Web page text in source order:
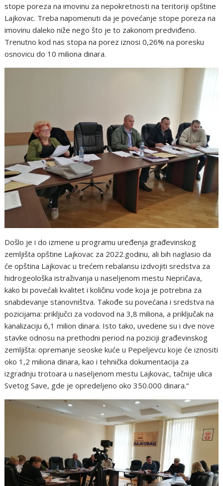
stope poreza na imovinu za nepokretnosti na teritoriji opštine
Lajkovac. Treba napomenuti da je povećanje stope poreza na
imovinu daleko niže nego što je to zakonom predviđeno.
Trenutno kod nas stopa na porez iznosi 0,26% na poresku
osnovicu do 10 miliona dinara.
Došlo je i do izmene u programu uređenja građevinskog
zemljišta opštine Lajkovac za 2022.godinu, ali bih naglasio da
će opština Lajkovac u trećem rebalansu izdvojiti sredstva za
hidrogeološka istraživanja u naseljenom mestu Nepričava,
kako bi povećali kvalitet i količinu vode koja je potrebna za
snabdevanje stanovništva. Takođe su povećana i sredstva na
pozicijama: priključci za vodovod na 3,8 miliona, a priključak na
kanalizaciju 6,1 milion dinara. Isto tako, uvedene su i dve nove
stavke odnosu na prethodni period na poziciji građevinskog
zemljišta: opremanje seoske kuće u Pepeljevcu koje će iznositi
oko 1,2 miliona dinara, kao i tehnička dokumentacija za
izgradnju trotoara u naseljenom mestu Lajkovac, tačnije ulica
Svetog Save, gde je opredeljeno oko 350.000 dinara.“